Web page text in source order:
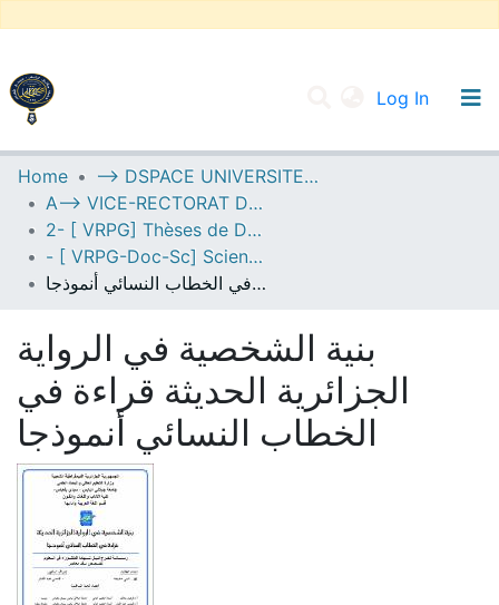
Log In
UNIVERSITY OF D.L SIDI BEL ABBES
Communities & Collections
All of DSpace
Statistics
Home
--> DSPACE UNIVERSITE DJILALLI LIABES DE SIDI BEL ABBES
A--> VICE-RECTORAT DE LA POST-GRADUATION
2- [ VRPG] Thèses de Doctorat en Sciences
- [ VRPG-Doc-Sc] Sciences humaines et sociales --- علوم إنسانية واجتماعية
بنية الشخصية في الرواية الجزائرية الحديثة قراءة في الخطاب النسائي أنموذجا
بنية الشخصية في الرواية
الجزائرية الحديثة قراءة في
الخطاب النسائي أنموذجا